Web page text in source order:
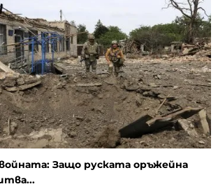
Защо руската оръжейна